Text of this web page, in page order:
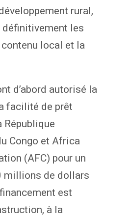
rural,
les
local et la
d’abord autorisé la
facilité de prêt
République
Congo et Africa
(AFC) pour un
millions de dollars
est
à la